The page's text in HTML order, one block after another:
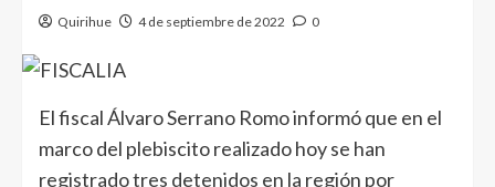
Quirihue 4 de septiembre de 2022 0
El fiscal Álvaro Serrano Romo informó que en el
marco del plebiscito realizado hoy se han
registrado tres detenidos en la región por